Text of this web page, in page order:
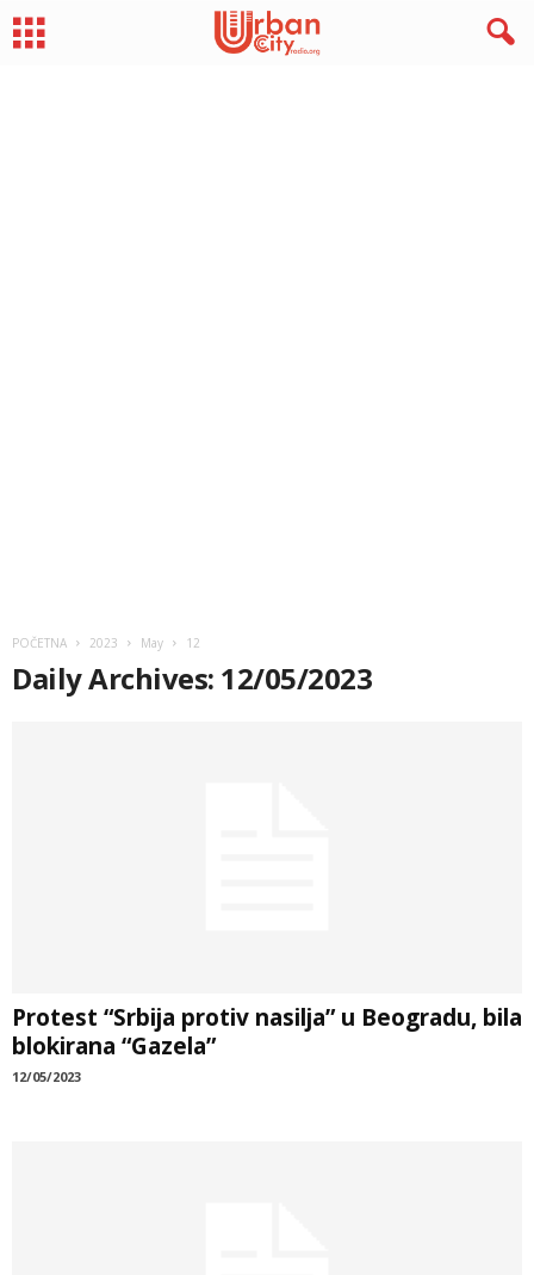
POČETNA 2023 May 12
Daily Archives: 12/05/2023
Protest “Srbija protiv nasilja” u Beogradu, bila
blokirana “Gazela”
12/05/2023